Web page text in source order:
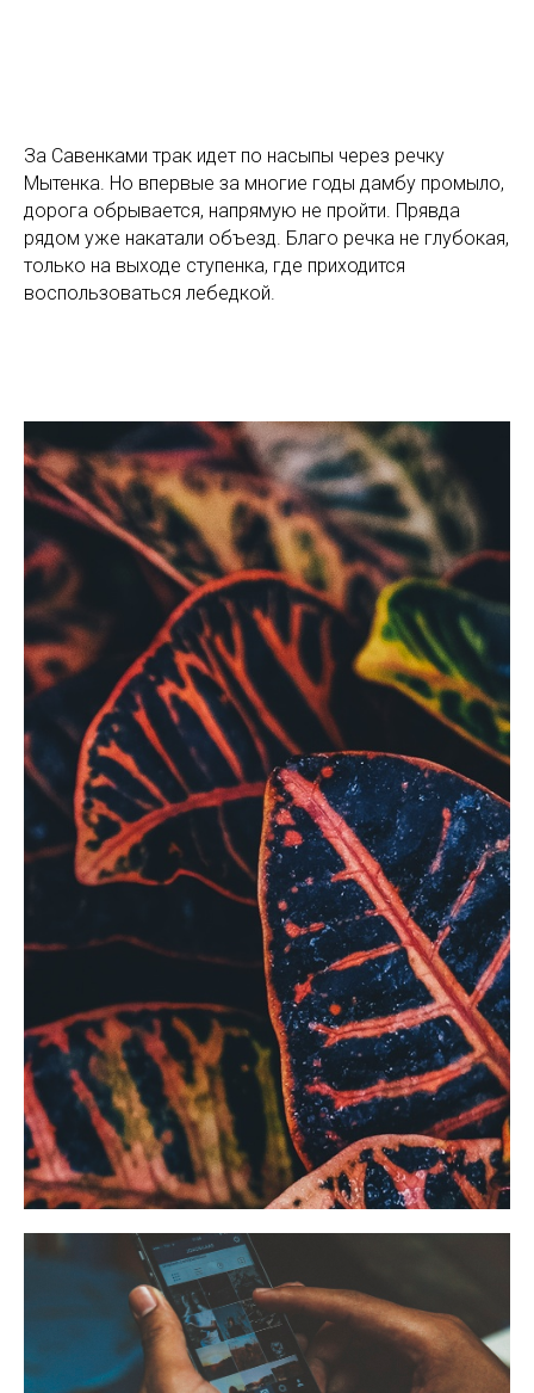
За Савенками трак идет по насыпы через речку
Мытенка. Но впервые за многие годы дамбу промыло,
дорога обрывается, напрямую не пройти. Прявда
рядом уже накатали объезд. Благо речка не глубокая,
только на выходе ступенка, где приходится
воспользоваться лебедкой.